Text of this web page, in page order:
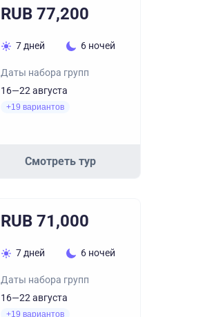
RUB 77,200
7 дней 6 ночей
Даты набора групп
16—22 августа
+19 вариантов
Смотреть тур
RUB 71,000
7 дней 6 ночей
Даты набора групп
16—22 августа
+19 вариантов